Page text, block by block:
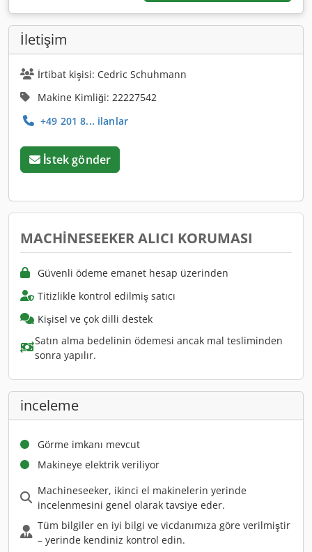
İletişim
İrtibat kişisi: Cedric Schuhmann
Makine Kimliği: 22227542
+49 201 8... ilanlar
İstek gönder
MACHINESEEKER ALICI KORUMASI
Güvenli ödeme emanet hesap üzerinden
Titizlikle kontrol edilmiş satıcı
Kişisel ve çok dilli destek
Satın alma bedelinin ödemesi ancak mal tesliminden
sonra yapılır.
inceleme
Görme imkanı mevcut
Makineye elektrik veriliyor
Machineseeker, ikinci el makinelerin yerinde
incelenmesini genel olarak tavsiye eder.
Tüm bilgiler en iyi bilgi ve vicdanımıza göre verilmiştir
– yerinde kendiniz kontrol edin.